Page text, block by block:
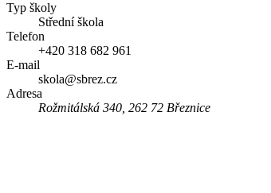
Typ školy
Střední škola
Telefon
+420 318 682 961
E-mail
skola@sbrez.cz
Adresa
Rožmitálská 340, 262 72 Březnice